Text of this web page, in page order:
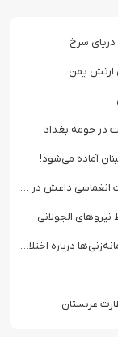
سرخ
ارتش یمن
در حومه بغداد
آماده می‌شود!
داعش در رقه
الجولانی
در ساختار امنیتی